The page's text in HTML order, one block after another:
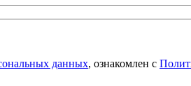
данных, ознакомлен с